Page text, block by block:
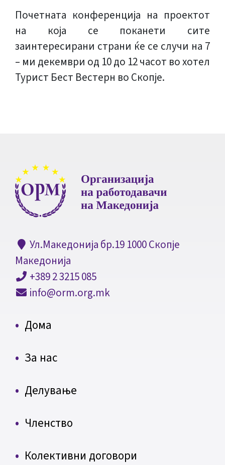
Почетната конференција на проектот
на која се поканети сите
заинтересирани страни ќе се случи на 7
– ми декември од 10 до 12 часот во хотел
Турист Бест Вестерн во Скопје.
Ул.Македонија бр.19 1000 Скопје
Македонија
+389 2 3215 085
info@orm.org.mk
Дома
За нас
Делување
Членство
Колективни договори